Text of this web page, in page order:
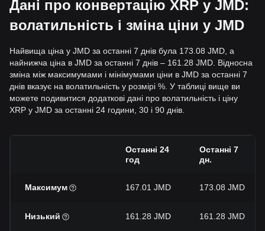
Дані про конвертацію XRP у JMD:
волатильність і зміна ціни у JMD
Найвища ціна у JMD за останні 7 днів була 173.08 JMD, а
найнижча ціна в JMD за останні 7 днів – 161.28 JMD. Відносна
зміна між максимумами і мінімумами ціни в JMD за останні 7
днів вказує на волатильність у розмірі %. У таблиці вище ви
можете подивитися додаткові дані про волатильність і ціну
XRP у JMD за останні 24 години, 30 і 90 днів.
Останні 24
год
Останні 7
дн.
Максимум 167.01 JMD 173.08 JMD
Низький 161.28 JMD 161.28 JMD